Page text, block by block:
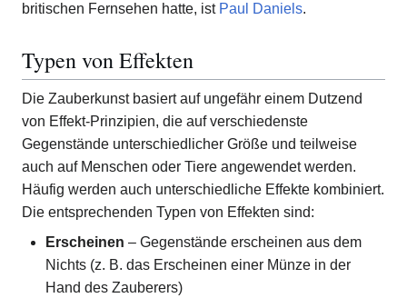
britischen Fernsehen hatte, ist Paul Daniels.
Typen von Effekten
Die Zauberkunst basiert auf ungefähr einem Dutzend
von Effekt-Prinzipien, die auf verschiedenste
Gegenstände unterschiedlicher Größe und teilweise
auch auf Menschen oder Tiere angewendet werden.
Häufig werden auch unterschiedliche Effekte kombiniert.
Die entsprechenden Typen von Effekten sind:
Erscheinen – Gegenstände erscheinen aus dem
Nichts (z. B. das Erscheinen einer Münze in der
Hand des Zauberers)